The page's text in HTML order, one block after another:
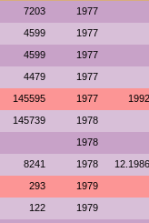
7203 1977
4599 1977
4599 1977
4479 1977
145595 1977 1992
145739 1978
1978
8241 1978 12.1986
293 1979
122 1979